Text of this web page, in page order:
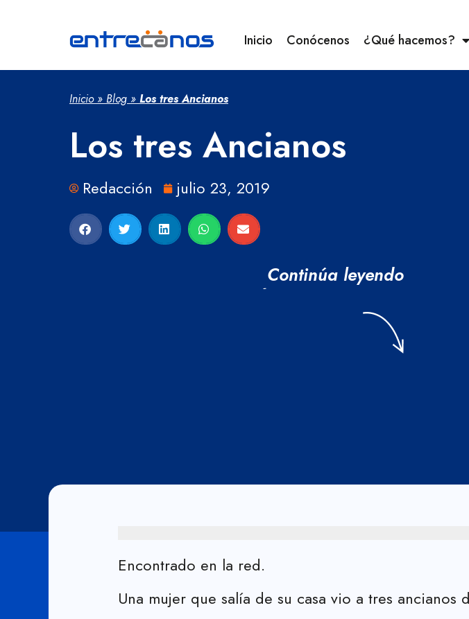
Inicio Conócenos ¿Qué hacemos?
Inicio» Blog » Los tres Ancianos
Los tres Ancianos
Redacción julio 23, 2019
Continúa leyendo
Encontrado en la red.
Una mujer que salía de su casa vio a tres